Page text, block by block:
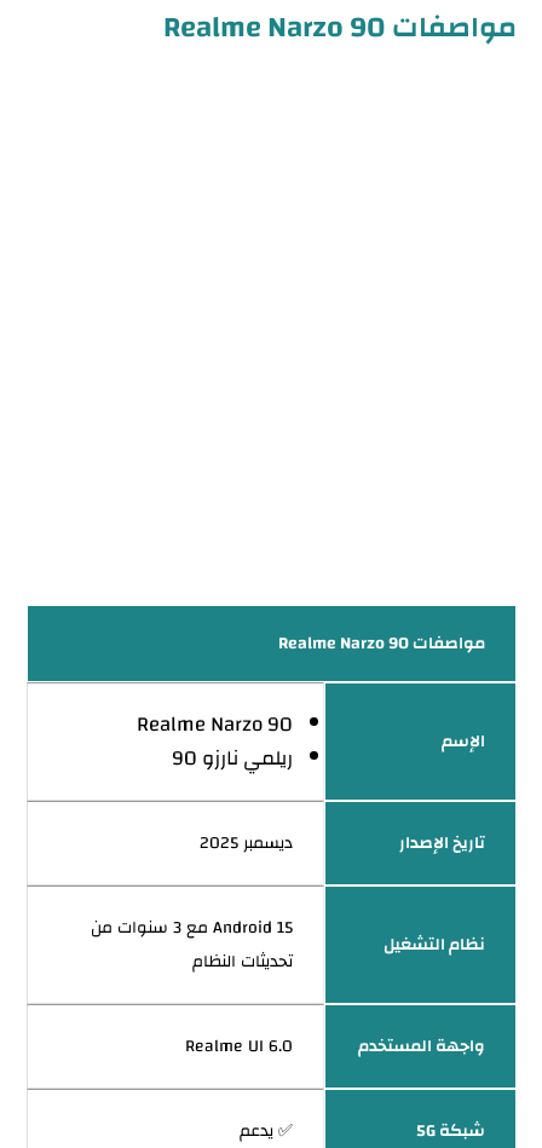
مواصفات Realme Narzo 90
مواصفات Realme Narzo 90
الإسم
Realme Narzo 90
ريلمي نارزو 90
تاريخ الإصدار ديسمبر 2025
نظام التشغيل
Android 15 مع 3 سنوات من
تحديثات النظام
واجهة المستخدم Realme UI 6.0
شبكة 5G ✅ يدعم